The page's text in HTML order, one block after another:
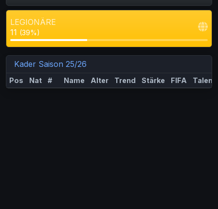
LEGIONÄRE
11 (39%)
Kader Saison 25/26
Pos Nat # Name Alter Trend Stärke FIFA Talent